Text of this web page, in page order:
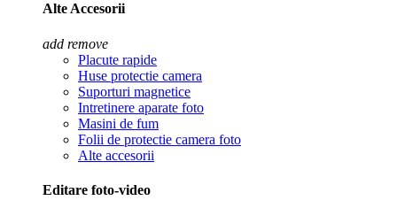
Alte Accesorii
add remove
Placute rapide
Huse protectie camera
Suporturi magnetice
Intretinere aparate foto
Masini de fum
Folii de protectie camera foto
Alte accesorii
Editare foto-video